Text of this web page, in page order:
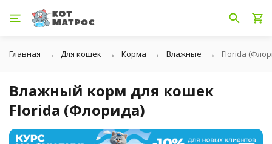
Главная Для кошек Корма Влажные Florida
Влажный корм для кошек
Florida (Флорида)